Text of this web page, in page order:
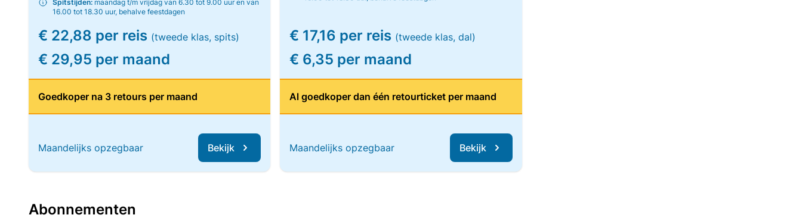
Spitstijden: maandag t/m vrijdag van 6.30 tot 9.00 uur en van
16.00 tot 18.30 uur, behalve feestdagen
€ 22,88 per reis (tweede klas, spits)
€ 29,95 per maand
Goedkoper na 3 retours per maand
Maandelijks opzegbaar Bekijk
€ 17,16 per reis (tweede klas, dal)
€ 6,35 per maand
Al goedkoper dan één retourticket per maand
Maandelijks opzegbaar Bekijk
Abonnementen